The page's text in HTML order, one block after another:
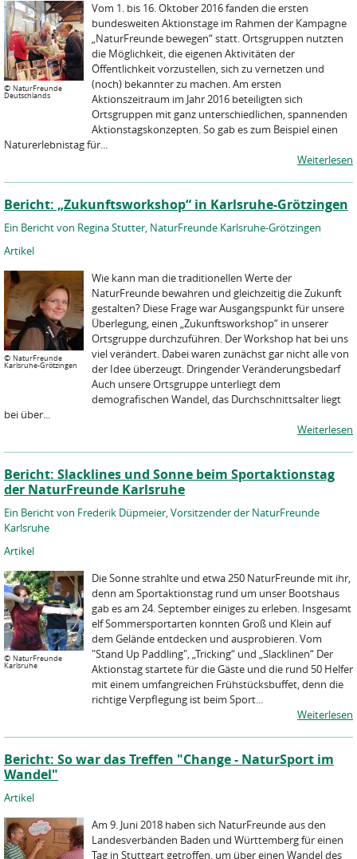
© NaturFreunde
Deutschlands
Vom 1. bis 16. Oktober 2016 fanden die ersten
bundesweiten Aktionstage im Rahmen der Kampagne
„NaturFreunde bewegen“ statt. Ortsgruppen nutzten
die Möglichkeit, die eigenen Aktivitäten der
Öffentlichkeit vorzustellen, sich zu vernetzen und
(noch) bekannter zu machen. Am ersten
Aktionszeitraum im Jahr 2016 beteiligten sich
Ortsgruppen mit ganz unterschiedlichen, spannenden
Aktionstagskonzepten. So gab es zum Beispiel einen
Naturerlebnistag für...
Weiterlesen
Bericht: „Zukunftsworkshop“ in Karlsruhe-Grötzingen
Ein Bericht von Regina Stutter, NaturFreunde Karlsruhe-Grötzingen
Artikel
© NaturFreunde
Karlsruhe-Grötzingen
Wie kann man die traditionellen Werte der
NaturFreunde bewahren und gleichzeitig die Zukunft
gestalten? Diese Frage war Ausgangspunkt für unsere
Überlegung, einen „Zukunftsworkshop“ in unserer
Ortsgruppe durchzuführen. Der Workshop hat bei uns
viel verändert. Dabei waren zunächst gar nicht alle von
der Idee überzeugt. Dringender Veränderungsbedarf
Auch unsere Ortsgruppe unterliegt dem
demografischen Wandel, das Durchschnittsalter liegt
bei über...
Weiterlesen
Bericht: Slacklines und Sonne beim Sportaktionstag
der NaturFreunde Karlsruhe
Ein Bericht von Frederik Düpmeier, Vorsitzender der NaturFreunde
Karlsruhe
Artikel
© NaturFreunde
Karlsruhe
Die Sonne strahlte und etwa 250 NaturFreunde mit ihr,
denn am Sportaktionstag rund um unser Bootshaus
gab es am 24. September einiges zu erleben. Insgesamt
elf Sommersportarten konnten Groß und Klein auf
dem Gelände entdecken und ausprobieren. Vom
"Stand Up Paddling", „Tricking“ und „Slacklinen“ Der
Aktionstag startete für die Gäste und die rund 50 Helfer
mit einem umfangreichen Frühstücksbuffet, denn die
richtige Verpflegung ist beim Sport...
Weiterlesen
Bericht: So war das Treffen "Change - NaturSport im
Wandel"
Artikel
Am 9. Juni 2018 haben sich NaturFreunde aus den
Landesverbänden Baden und Württemberg für einen
Tag in Stuttgart getroffen, um über einen Wandel des